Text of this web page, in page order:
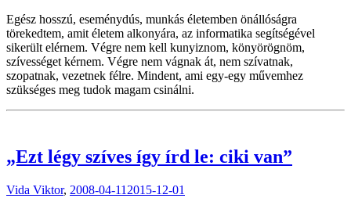
Egész hosszú, eseménydús, munkás életemben önállóságra
törekedtem, amit életem alkonyára, az informatika segítségével
sikerült elérnem. Végre nem kell kunyiznom, könyörögnöm,
szívességet kérnem. Végre nem vágnak át, nem szívatnak,
szopatnak, vezetnek félre. Mindent, ami egy-egy művemhez
szükséges meg tudok magam csinálni.
„Ezt légy szíves így írd le: ciki van”
Vida Viktor, 2008-04-11 2015-12-01